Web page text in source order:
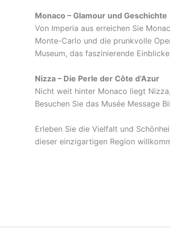
Monaco – Glamour und Geschichte
Von Imperia aus erreichen Sie
Monte-Carlo und die prunkvolle
Museum, das faszinierende
Nizza – Die Perle der Côte d’Azur
Nicht weit hinter Monaco liegt
Besuchen Sie das Musée Message
Erleben Sie die Vielfalt und
dieser einzigartigen Region